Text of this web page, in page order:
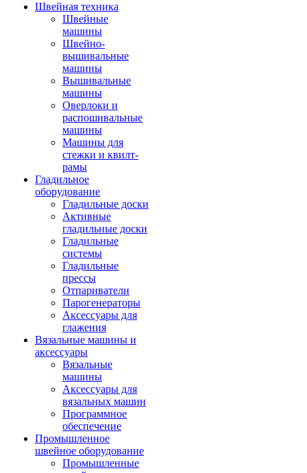
Швейная техника
Швейные
машины
Швейно-
вышивальные
машины
Вышивальные
машины
Оверлоки и
распошивальные
машины
Машины для
стежки и квилт-
рамы
Гладильное
оборудование
Гладильные доски
Активные
гладильные доски
Гладильные
системы
Гладильные
прессы
Отпариватели
Парогенераторы
Аксессуары для
глажения
Вязальные машины и
аксессуары
Вязальные
машины
Аксессуары для
вязальных машин
Программное
обеспечение
Промышленное
швейное оборудование
Промышленные